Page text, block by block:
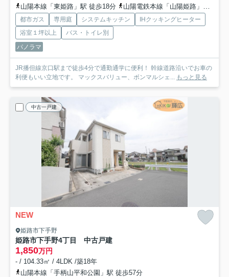
山陽本線「東姫路」駅 徒歩18分
山陽電鉄本線「山陽姫路」駅 徒歩27分
都市ガス 専用庭 システムキッチン
IHクッキングヒーター
浴室１坪以上
バス・トイレ別
パノラマ
JR播但線京口駅まで徒歩4分で通勤通学に便利！ 幹線道路沿いでお車の
利便もいい立地です。 マックスバリュー、ボンマルシェ...
もっと見る
中古一戸建
NEW
姫路市下手野
姫路市下手野4丁目 中古戸建
1,850万円
- / 104.33㎡ / 4LDK /築18年
山陽本線「手柄山平和公園」駅 徒歩57分